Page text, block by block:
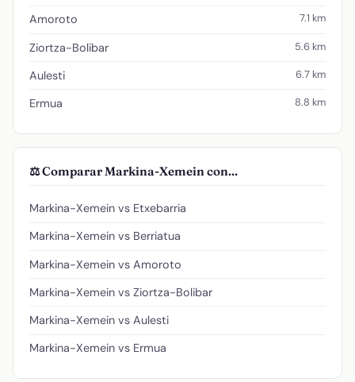
Amoroto 7.1 km
Ziortza-Bolibar 5.6 km
Aulesti 6.7 km
Ermua 8.8 km
⚖️ Comparar Markina-Xemein con...
Markina-Xemein vs Etxebarria
Markina-Xemein vs Berriatua
Markina-Xemein vs Amoroto
Markina-Xemein vs Ziortza-Bolibar
Markina-Xemein vs Aulesti
Markina-Xemein vs Ermua